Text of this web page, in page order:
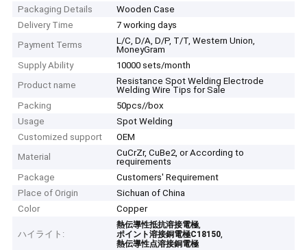
Packaging Details
Wooden Case
Delivery Time
7 working days
Payment Terms
L/C, D/A, D/P, T/T, Western Union,
MoneyGram
Supply Ability
10000 sets/month
Product name
Resistance Spot Welding Electrode
Welding Wire Tips for Sale
Packing
50pcs//box
Usage
Spot Welding
Customized support
OEM
Material
CuCrZr, CuBe2, or According to
requirements
Package
Customers' Requirement
Place of Origin
Sichuan of China
Color
Copper
ハイライト:
熱伝導性抵抗溶接電極,
ポイント溶接銅電極C18150,
熱伝導性点溶接銅電極